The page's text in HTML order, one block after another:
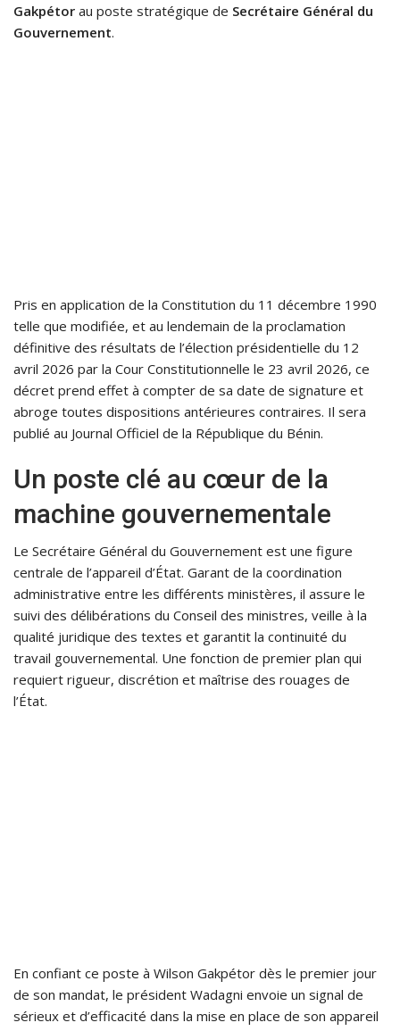
Gakpétor au poste stratégique de Secrétaire Général du
Gouvernement.
Pris en application de la Constitution du 11 décembre 1990
telle que modifiée, et au lendemain de la proclamation
définitive des résultats de l’élection présidentielle du 12
avril 2026 par la Cour Constitutionnelle le 23 avril 2026, ce
décret prend effet à compter de sa date de signature et
abroge toutes dispositions antérieures contraires. Il sera
publié au Journal Officiel de la République du Bénin.
Un poste clé au cœur de la
machine gouvernementale
Le Secrétaire Général du Gouvernement est une figure
centrale de l’appareil d’État. Garant de la coordination
administrative entre les différents ministères, il assure le
suivi des délibérations du Conseil des ministres, veille à la
qualité juridique des textes et garantit la continuité du
travail gouvernemental. Une fonction de premier plan qui
requiert rigueur, discrétion et maîtrise des rouages de
l’État.
En confiant ce poste à Wilson Gakpétor dès le premier jour
de son mandat, le président Wadagni envoie un signal de
sérieux et d’efficacité dans la mise en place de son appareil